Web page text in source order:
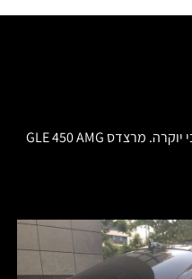
***נמכר*** לקרי מוטורס, מכירת רכבי יוקרה. מרצדס GLE 450 AMG